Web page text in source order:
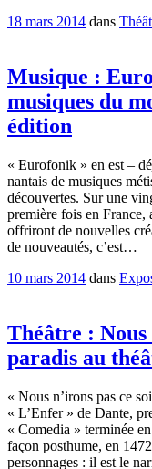
18 mars 2014 dans
Musique :
musiques du
édition
« Eurofonik » en est –
nantais de musiques
découvertes. Sur une
première fois en France,
offriront de nouvelles
de nouveautés, c’est…
10 mars 2014 dans
Théâtre : Nous
paradis au
« Nous n’irons pas ce
« L’Enfer » de Dante,
« Comedia » terminée
façon posthume, en
personnages : il est le